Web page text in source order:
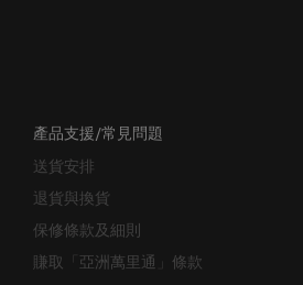
送貨安排
退貨與換貨
保修條款及細則
賺取「亞洲萬里通」條款
聯絡我們